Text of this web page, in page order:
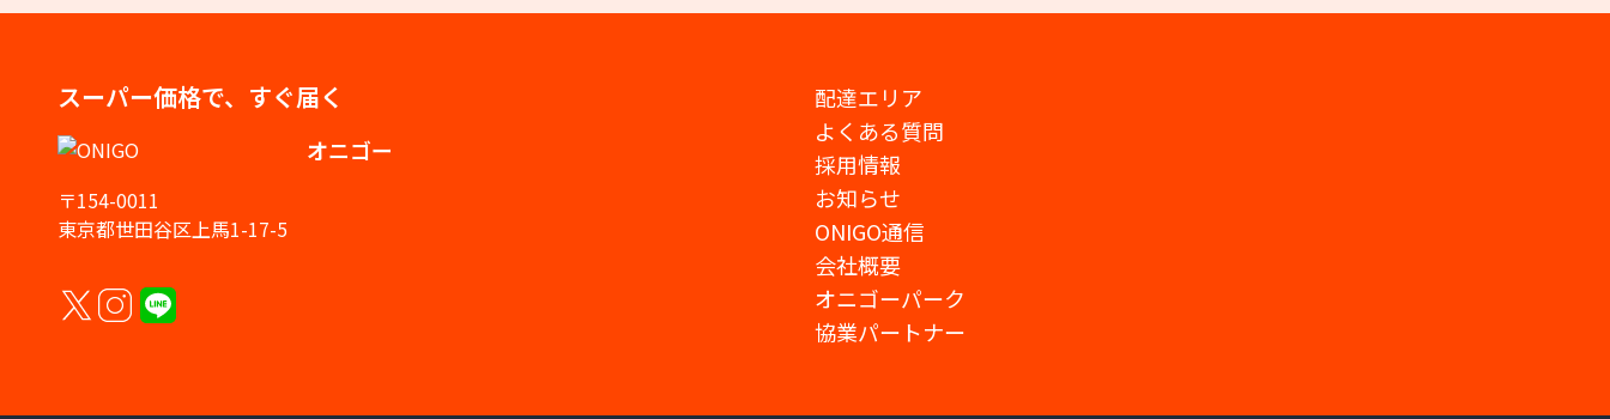
スーパー価格で、すぐ届く
オニゴー
〒154-0011
東京都世田谷区上馬1-17-5
配達エリア
よくある質問
採用情報
お知らせ
ONIGO通信
会社概要
オニゴーパーク
協業パートナー